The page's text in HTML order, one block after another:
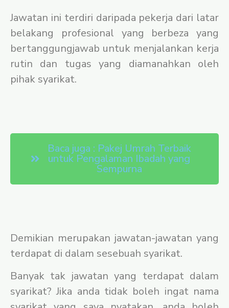
Jawatan ini terdiri daripada pekerja dari latar
belakang profesional yang berbeza yang
bertanggungjawab untuk menjalankan kerja
rutin dan tugas yang diamanahkan oleh
pihak syarikat.
Baca juga : Pakej Umrah Terbaik
untuk Pengalaman Ibadah yang
Sempurna
Demikian merupakan jawatan-jawatan yang
terdapat di dalam sesebuah syarikat.
Banyak tak jawatan yang terdapat dalam
syarikat? Jika anda tidak boleh ingat nama